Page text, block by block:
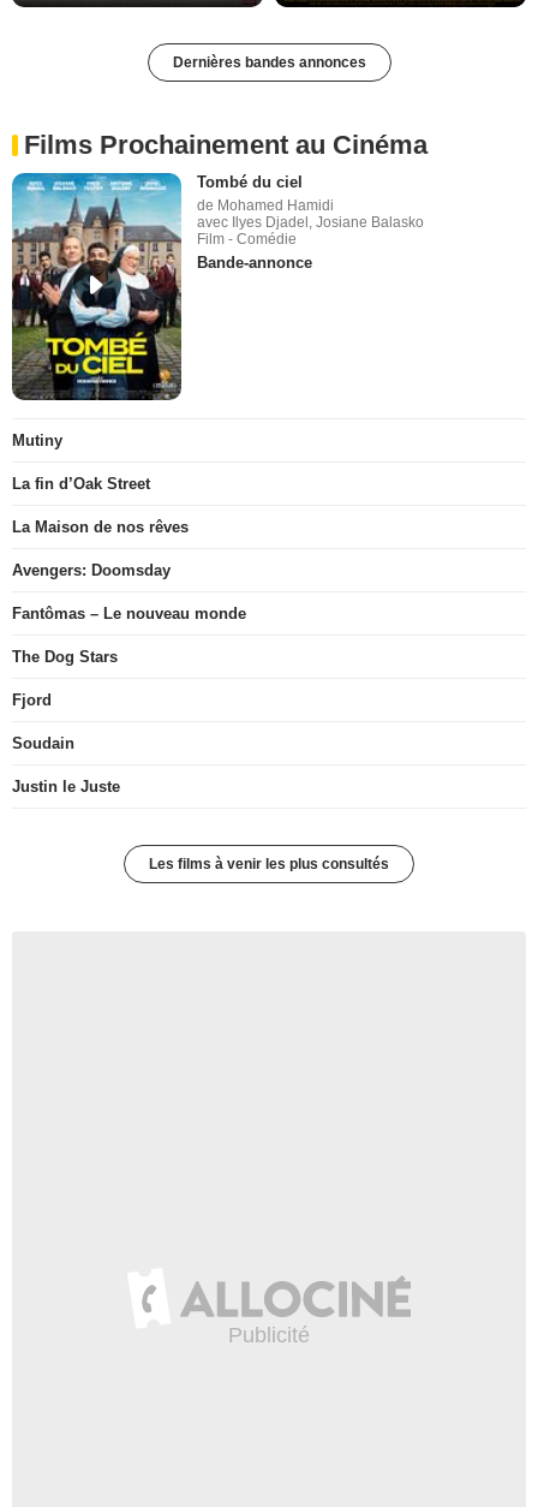
Dernières bandes annonces
Films Prochainement au Cinéma
Tombé du ciel
de Mohamed Hamidi
avec Ilyes Djadel, Josiane Balasko
Film - Comédie
Bande-annonce
Mutiny
La fin d’Oak Street
La Maison de nos rêves
Avengers: Doomsday
Fantômas – Le nouveau monde
The Dog Stars
Fjord
Soudain
Justin le Juste
Les films à venir les plus consultés